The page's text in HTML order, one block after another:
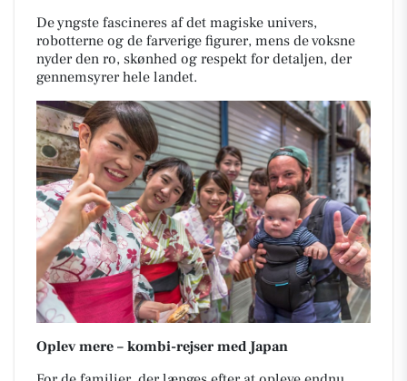
De yngste fascineres af det magiske univers,
robotterne og de farverige figurer, mens de voksne
nyder den ro, skønhed og respekt for detaljen, der
gennemsyrer hele landet.
Oplev mere – kombi-rejser med Japan